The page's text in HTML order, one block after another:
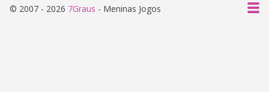
© 2007 - 2026 7Graus - Meninas Jogos